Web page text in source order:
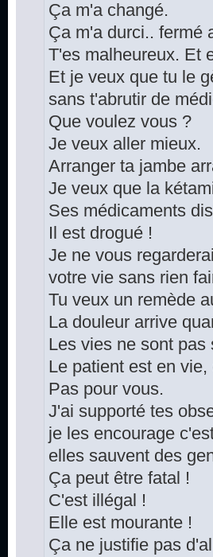
Ça m'a changé.
Ça m'a durci.. fermé
T'es malheureux. Et
Et je veux que tu le
sans t'abrutir de
Que voulez vous ?
Je veux aller mieux.
Arranger ta jambe
Je veux que la
Ses médicaments
Il est drogué !
Je ne vous
votre vie sans rien
Tu veux un remède
La douleur arrive
Les vies ne sont pas
Le patient est en
Pas pour vous.
J'ai supporté tes
je les encourage
elles sauvent des
Ça peut être fatal !
C'est illégal !
Elle est mourante !
Ça ne justifie pas